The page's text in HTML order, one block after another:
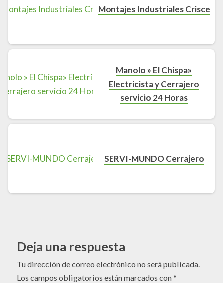
Montajes Industriales Crisce
Manolo » El Chispa»
Electricista y Cerrajero
servicio 24 Horas
SERVI-MUNDO Cerrajero
Deja una respuesta
Tu dirección de correo electrónico no será publicada.
Los campos obligatorios están marcados con*